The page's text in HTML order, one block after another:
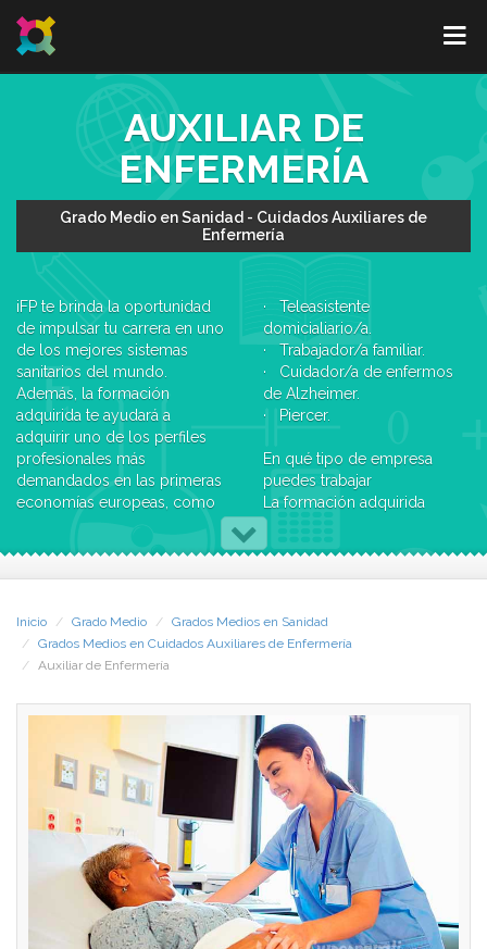
AUXILIAR DE
ENFERMERÍA
Grado Medio en Sanidad - Cuidados Auxiliares de
Enfermería
iFP te brinda la oportunidad
de impulsar tu carrera en uno
de los mejores sistemas
sanitarios del mundo.
Además, la formación
adquirida te ayudará a
adquirir uno de los perfiles
profesionales más
demandados en las primeras
economías europeas, como
Alemania o Reino Unido.
Este plan de estudios te
instrumental sanitario y
manipular correctamente el
instrumental empleado por
los equipos de salud
bucodental.
Con la superación de este
programa formativo,
obtendrás el título oficial de
FP de Grado Medio en Curas
Auxiliares de Enfermería, que
te faculta para trabajar como
· Teleasistente
domicialiario/a.
· Trabajador/a familiar.
· Cuidador/a de enfermos
de Alzheimer.
· Piercer.
En qué tipo de empresa
puedes trabajar
La formación adquirida
permite a los titulados y
tituladas impulsar su carrera
domiciliaria.
¿Qué aprenderás?
Este programa formativo
capacita a los estudiantes
para:
· Cuidar de los pacientes a
su cargo y de las
condiciones sanitarias de su
entorno, dentro de su ámbito
de competencia.
Inicio Grado Medio
Grados Medios en Sanidad
Grados Medios en Cuidados Auxiliares de Enfermería
Auxiliar de Enfermería